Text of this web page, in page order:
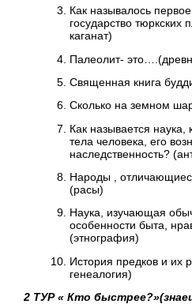
Как называлось
государство тюркских
каганат)
Палеолит-
Священная книга
Сколько на земном
Как называется наука,
тела человека, его
наследственность?
Народы ,
(расы)
Наука, изучающая
особенности быта,
(этнография)
История предков и их
генеалогия)
2 ТУР « Кто